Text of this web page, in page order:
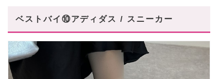
ベストバイ⑩アディダス / スニーカー